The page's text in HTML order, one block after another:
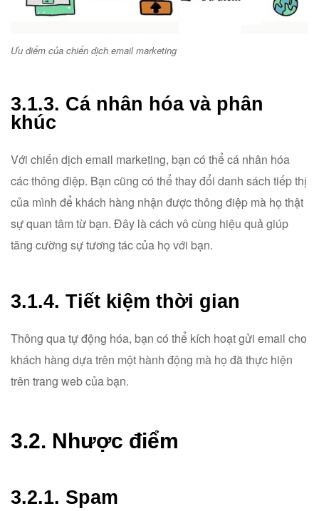
Ưu điểm của chiến dịch email marketing
3.1.3. Cá nhân hóa và phân
khúc
Với chiến dịch email marketing, bạn có thể cá nhân hóa
các thông điệp. Bạn cũng có thể thay đổi danh sách tiếp thị
của mình để khách hàng nhận được thông điệp mà họ thật
sự quan tâm từ bạn. Đây là cách vô cùng hiệu quả giúp
tăng cường sự tương tác của họ với bạn.
3.1.4. Tiết kiệm thời gian
Thông qua tự động hóa, bạn có thể kích hoạt gửi email cho
khách hàng dựa trên một hành động mà họ đã thực hiện
trên trang web của bạn.
3.2. Nhược điểm
3.2.1. Spam